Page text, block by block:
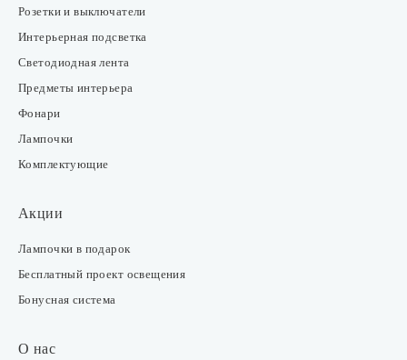
Розетки и выключатели
Интерьерная подсветка
Светодиодная лента
Предметы интерьера
Фонари
Лампочки
Комплектующие
Акции
Лампочки в подарок
Бесплатный проект освещения
Бонусная система
О нас